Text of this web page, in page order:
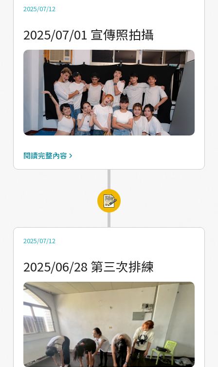
T4pCgGb7zgAlAoBBVZxV5pBO/view?
https://drive.google.com/file/d/1Ffe-
vakBcFCn8KaJ-CGf0BNuC0QwWkaC/view?
usp=drive_link
https://drive.google.com/file/d/1uAGfG9zk
ZLrudDSPmgh9bMRW-37Oka90/view?
usp=drive_link
2025/07/12
2025/07/01 宣傳照拍攝
閱讀完整內容
2025/07/12
2025/06/28 第三次排練